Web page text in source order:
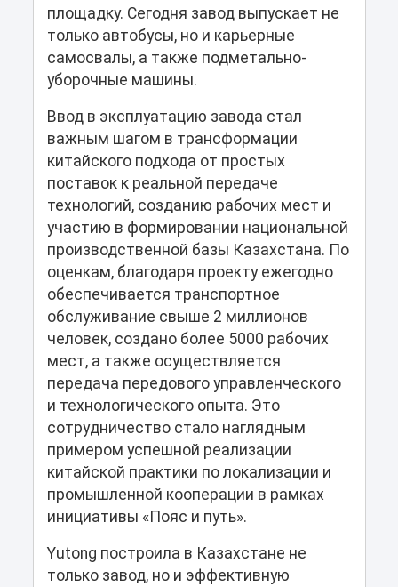
площадку. Сегодня завод выпускает не
только автобусы, но и карьерные
самосвалы, а также подметально-
уборочные машины.
Ввод в эксплуатацию завода стал
важным шагом в трансформации
китайского подхода от простых
поставок к реальной передаче
технологий, созданию рабочих мест и
участию в формировании национальной
производственной базы Казахстана. По
оценкам, благодаря проекту ежегодно
обеспечивается транспортное
обслуживание свыше 2 миллионов
человек, создано более 5000 рабочих
мест, а также осуществляется
передача передового управленческого
и технологического опыта. Это
сотрудничество стало наглядным
примером успешной реализации
китайской практики по локализации и
промышленной кооперации в рамках
инициативы «Пояс и путь».
Yutong построила в Казахстане не
только завод, но и эффективную